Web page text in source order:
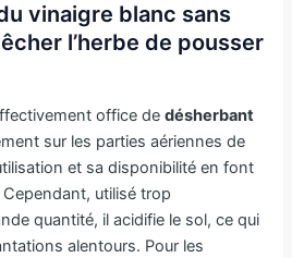
vinaigre blanc sans
l’herbe de pousser
office dedésherbant
sur les parties aériennes de
et sa disponibilité en font
utilisé trop
quantité, il acidifie le sol, ce qui
alentours. Pour les